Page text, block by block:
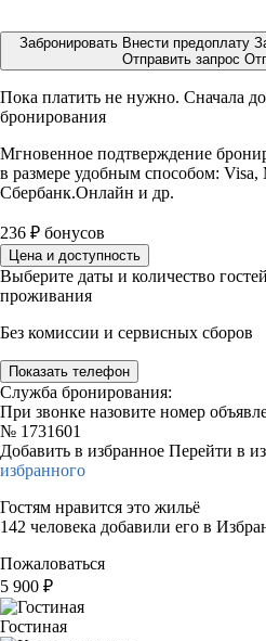
Забронировать Внести предоплату
Отправить запрос
Пока платить не нужно. Сначала
бронирования
Мгновенное подтверждение
в размере удобным способом: Visa,
Сбербанк.Онлайн и др.
236 ₽ бонусов
Цена и доступность
Выберите даты и количество
проживания
Без комиссии и сервисных сборов
Показать телефон
Служба бронирования:
При звонке назовите номер
№ 1731601
Добавить в избранное Перейти в
избранного
Гостям нравится это жильё
142 человека добавили его в
Пожаловаться
5 900 ₽
Гостиная